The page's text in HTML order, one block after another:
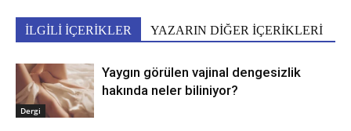
İLGİLİ İÇERİKLER YAZARIN DİĞER İÇERİKLERİ
Dergi
Yaygın görülen vajinal dengesizlik
hakında neler biliniyor?